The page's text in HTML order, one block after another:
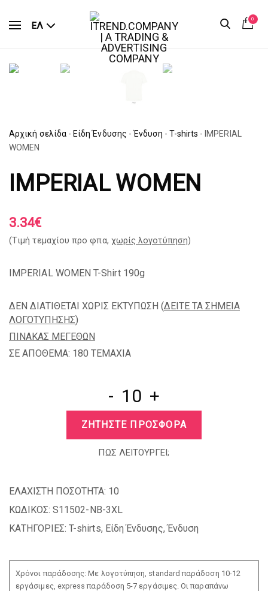
ΕΛ
0
Αρχική σελίδα - Είδη Ένδυσης - Ένδυση - T-shirts - IMPERIAL
WOMEN
IMPERIAL WOMEN
3.34€
(Tιμή τεμαχίου προ φπα, χωρίς λογοτύπηση)
IMPERIAL WOMEN T-Shirt 190g
ΔΕΝ ΔΙΑΤΙΘΕΤΑΙ ΧΩΡΙΣ ΕΚΤΥΠΩΣΗ (ΔΕΙΤΕ ΤΑ ΣΗΜΕΙΑ
ΛΟΓΟΤΥΠΗΣΗΣ)
ΠΙΝΑΚΑΣ ΜΕΓΕΘΩΝ
ΣΕ ΑΠΟΘΕΜΑ: 180 TEMAXIA
- +
ΖΗΤΗΣΤΕ ΠΡΟΣΦΟΡΑ
ΠΩΣ ΛΕΙΤΟΥΡΓΕΙ;
ΕΛΑΧΙΣΤΗ ΠΟΣΟΤΗΤΑ: 10
ΚΩΔΙΚΟΣ: S11502-NB-3XL
ΚΑΤΗΓΟΡΙΕΣ: T-shirts, Είδη Ένδυσης,Ένδυση
Χρόνοι παράδοσης: Με λογοτύπηση, standard παράδοση 10-12
εργάσιμες, express παράδοση 5-7 εργάσιμες. Οι παραπάνω